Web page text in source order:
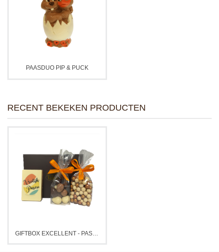
PAASDUO PIP & PUCK
RECENT BEKEKEN PRODUCTEN
GIFTBOX EXCELLENT - PASEN